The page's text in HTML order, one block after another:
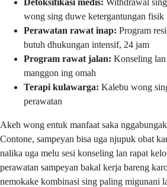
wong sing duwe ketergantungan fisik
Perawatan rawat inap: Program
butuh dhukungan intensif, 24 jam
Program rawat jalan: Konseling
manggon ing omah
Terapi kulawarga: Kalebu wong
perawatan
Akeh wong entuk manfaat saka
Contone, sampeyan bisa uga njupuk obat
nalika uga melu sesi konseling lan rapat
perawatan sampeyan bakal kerja bareng
nemokake kombinasi sing paling migunani